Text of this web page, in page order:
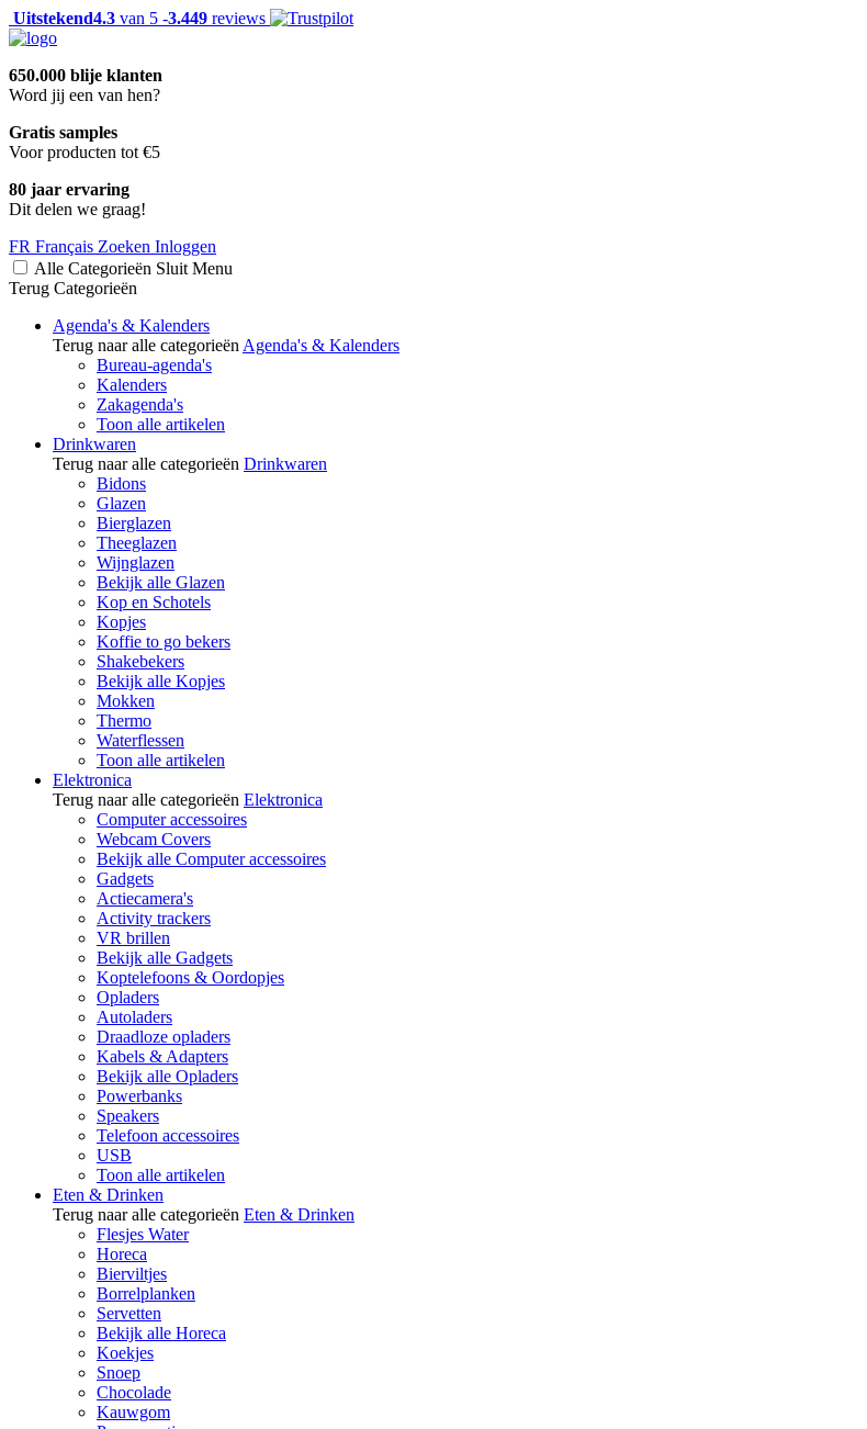
Uitstekend4.3 van 5 -3.449 reviews
650.000 blije klanten
Word jij een van hen?
Gratis samples
Voor producten tot €5
80 jaar ervaring
Dit delen we graag!
FR Français Zoeken Inloggen
Alle Categorieën Sluit Menu
Terug Categorieën
Agenda's & Kalenders
Terug naar alle categorieën Agenda's & Kalenders
Bureau-agenda's
Kalenders
Zakagenda's
Toon alle artikelen
Drinkwaren
Terug naar alle categorieën Drinkwaren
Bidons
Glazen
Bierglazen
Theeglazen
Wijnglazen
Bekijk alle Glazen
Kop en Schotels
Kopjes
Koffie to go bekers
Shakebekers
Bekijk alle Kopjes
Mokken
Thermo
Waterflessen
Toon alle artikelen
Elektronica
Terug naar alle categorieën Elektronica
Computer accessoires
Webcam Covers
Bekijk alle Computer accessoires
Gadgets
Actiecamera's
Activity trackers
VR brillen
Bekijk alle Gadgets
Koptelefoons & Oordopjes
Opladers
Autoladers
Draadloze opladers
Kabels & Adapters
Bekijk alle Opladers
Powerbanks
Speakers
Telefoon accessoires
USB
Toon alle artikelen
Eten & Drinken
Terug naar alle categorieën Eten & Drinken
Flesjes Water
Horeca
Bierviltjes
Borrelplanken
Servetten
Bekijk alle Horeca
Koekjes
Snoep
Chocolade
Kauwgom